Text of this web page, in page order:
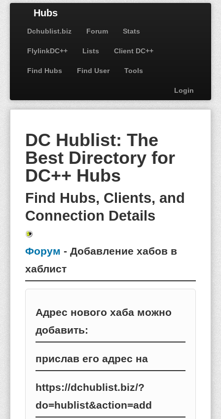
Hubs
Dchublist.biz Forum Stats
FlylinkDC++ Lists Client DC++
Find Hubs Find User Tools
Login
DC Hublist: The
Best Directory for
DC++ Hubs
Find Hubs, Clients, and
Connection Details
Форум - Добавление хабов в
хаблист
Адрес нового хаба можно
добавить:
прислав его адрес на
https://dchublist.biz/?
do=hublist&action=add